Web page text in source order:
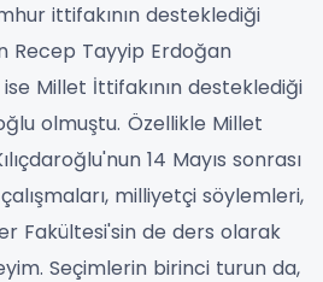
ittifakının desteklediği
Recep Tayyip Erdoğan
Millet İttifakının desteklediği
olmuştu. Özellikle Millet
14 Mayıs sonrası
milliyetçi söylemleri,
Fakültesi'sin de ders olarak
Seçimlerin birinci turun da,